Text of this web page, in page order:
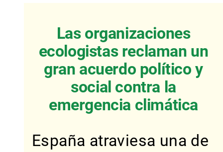
Las organizaciones
ecologistas reclaman un
gran acuerdo político y
social contra la
emergencia climática
España atraviesa una de